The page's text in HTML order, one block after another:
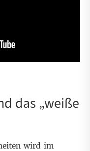
das „weiße
wird im